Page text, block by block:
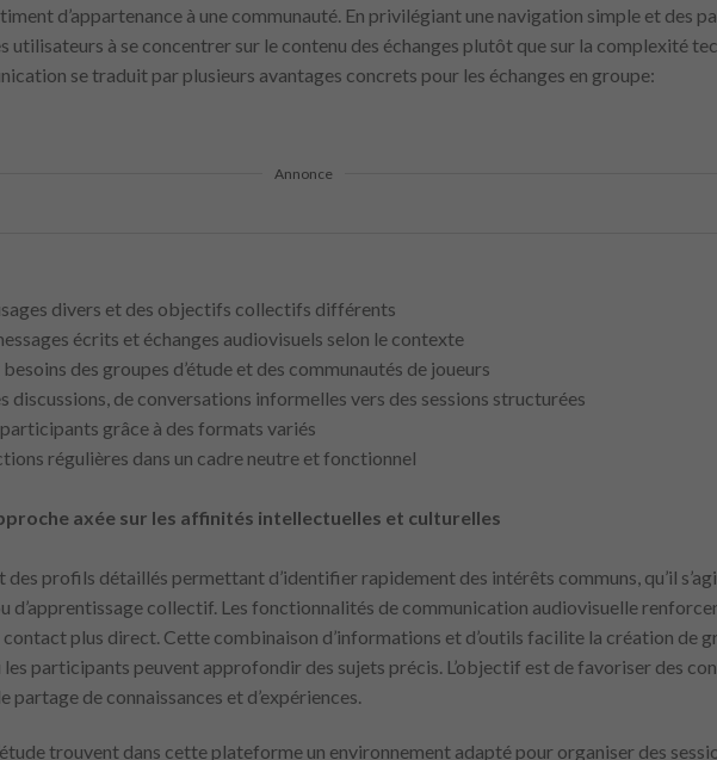
d’appartenance à une communauté. En privilégiant une navigation simple et des
utilisateurs à se concentrer sur le contenu des échanges plutôt que sur la complexité
se traduit par plusieurs avantages concrets pour les échanges en groupe:
Annonce
divers et des objectifs collectifs différents
écrits et échanges audiovisuels selon le contexte
des groupes d’étude et des communautés de joueurs
discussions, de conversations informelles vers des sessions structurées
grâce à des formats variés
régulières dans un cadre neutre et fonctionnel
axée sur les affinités intellectuelles et culturelles
des profils détaillés permettant d’identifier rapidement des intérêts communs, qu’il
d’apprentissage collectif. Les fonctionnalités de communication audiovisuelle
contact plus direct. Cette combinaison d’informations et d’outils facilite la création de
participants peuvent approfondir des sujets précis. L’objectif est de favoriser des
partage de connaissances et d’expériences.
trouvent dans cette plateforme un environnement adapté pour organiser des